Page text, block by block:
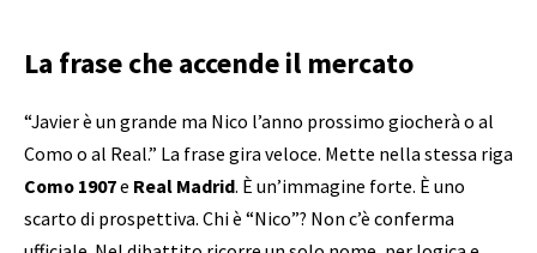
La frase che accende il mercato
“Javier è un grande ma Nico l’anno prossimo giocherà o al
Como o al Real.” La frase gira veloce. Mette nella stessa riga
Como 1907e Real Madrid. È un’immagine forte. È uno
scarto di prospettiva. Chi è “Nico”? Non c’è conferma